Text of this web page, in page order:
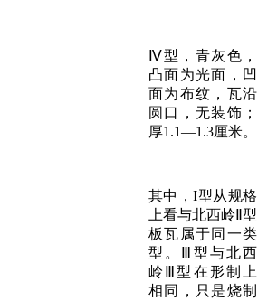
Ⅳ型，青灰色，
凸面为光面，凹
面为布纹，瓦沿
圆口，无装饰；
厚1.1—1.3厘米。
其中，I型从规格
上看与北西岭Ⅱ型
板瓦属于同一类
型。Ⅲ型与北西
岭Ⅲ型在形制上
相同，只是烧制